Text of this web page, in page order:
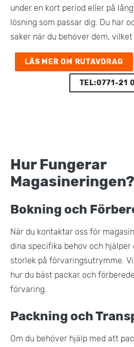
under en kort period eller på
lösning som passar dig. Du har
saker när du behöver dem,
LÄS MER OM RUTAVDRAG
TEL:0771-21
Hur Fungerar
Magasineringen?
Bokning och
När du kontaktar oss för
dina specifika behov och
storlek på förvaringsutrymme.
hur du bäst packar och
förvaring.
Packning och
Om du behöver hjälp med att